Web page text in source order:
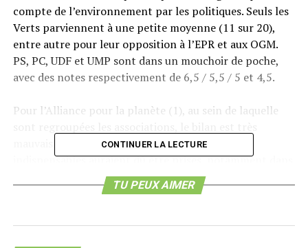
compte de l’environnement par les politiques. Seuls les
Verts parviennent à une petite moyenne (11 sur 20),
entre autre pour leur opposition à l’EPR et aux OGM.
PS, PC, UDF et UMP sont dans un mouchoir de poche,
avec des notes respectivement de 6,5 / 5,5 / 5 et 4,5.
Pour l’Alliance pour la planète (1), au sein de laquelle
mauvais alors que ‘des décisions stratégiques et
indispensables auraient dû être prises, notamment dans
le domaine du climat, des énergies renouvelables, du tri
des déchets, de lagriculture, des OGM, de la fiscalisation
CONTINUER LA LECTURE
TU PEUX AIMER